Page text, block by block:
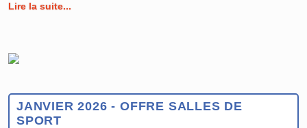
Lire la suite...
JANVIER 2026 - OFFRE SALLES DE
SPORT